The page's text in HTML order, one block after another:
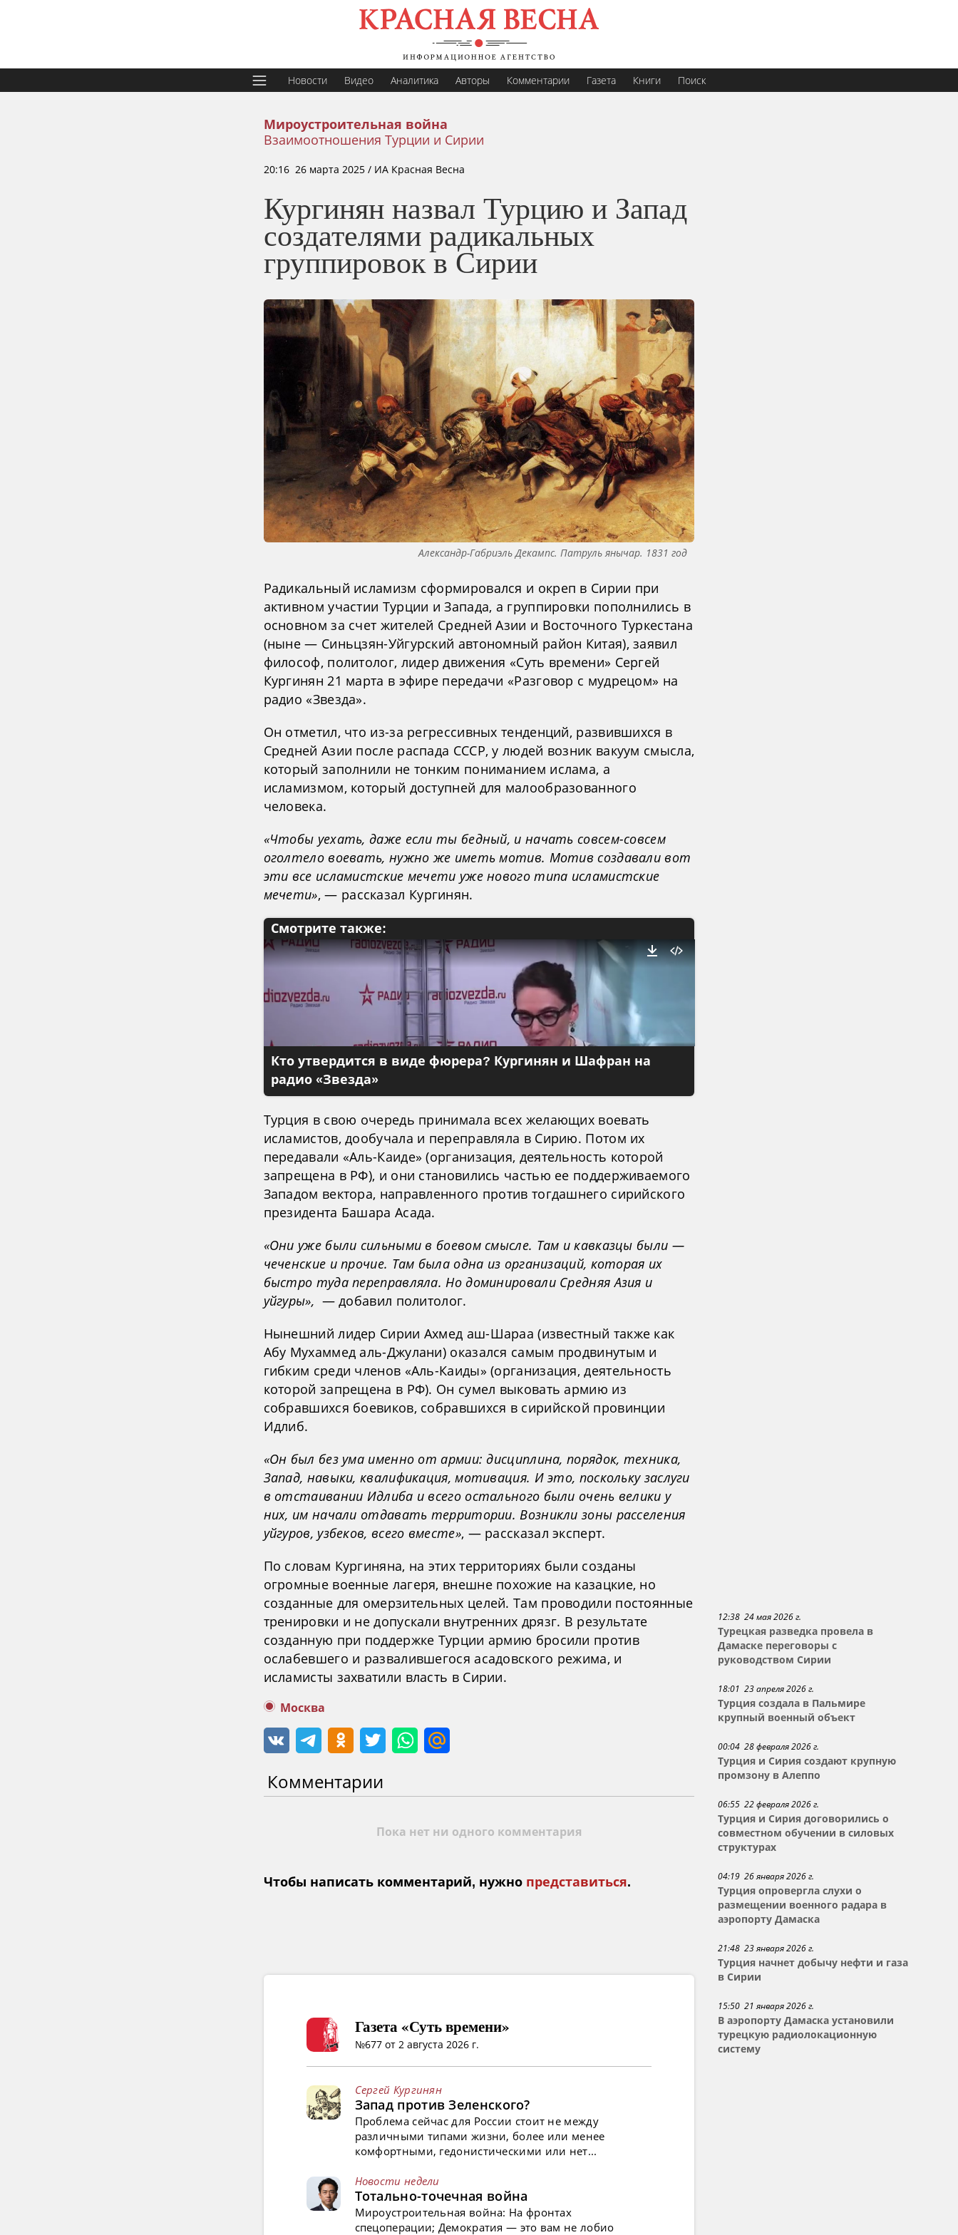
Новости Видео Аналитика Авторы Комментарии Газета Книги Поиск
Мироустроительная война
Взаимоотношения Турции и Сирии
20:16 26 марта 2025 / ИА Красная Весна
Кургинян назвал Турцию и Запад
создателями радикальных
группировок в Сирии
Александр-Габриэль Декампс. Патруль янычар. 1831 год
Радикальный исламизм сформировался и окреп в Сирии при
активном участии Турции и Запада, а группировки пополнились в
основном за счет жителей Средней Азии и Восточного Туркестана
(ныне — Синьцзян-Уйгурский автономный район Китая), заявил
философ, политолог, лидер движения «Суть времени» Сергей
Кургинян 21 марта в эфире передачи «Разговор с мудрецом» на
радио «Звезда».
Он отметил, что из-за регрессивных тенденций, развившихся в
Средней Азии после распада СССР, у людей возник вакуум смысла,
который заполнили не тонким пониманием ислама, а
исламизмом, который доступней для малообразованного
человека.
«Чтобы уехать, даже если ты бедный, и начать совсем-совсем
оголтело воевать, нужно же иметь мотив. Мотив создавали вот
эти все исламистские мечети уже нового типа исламистские
мечети», — рассказал Кургинян.
Смотрите также:
Кто утвердится в виде фюрера? Кургинян и Шафран на
радио «Звезда»
Турция в свою очередь принимала всех желающих воевать
исламистов, дообучала и переправляла в Сирию. Потом их
передавали «Аль-Каиде» (организация, деятельность которой
запрещена в РФ), и они становились частью ее поддерживаемого
Западом вектора, направленного против тогдашнего сирийского
президента Башара Асада.
«Они уже были сильными в боевом смысле. Там и кавказцы были —
чеченские и прочие. Там была одна из организаций, которая их
быстро туда переправляла. Но доминировали Средняя Азия и
уйгуры», — добавил политолог.
Нынешний лидер Сирии Ахмед аш-Шараа (известный также как
Абу Мухаммед аль-Джулани) оказался самым продвинутым и
гибким среди членов «Аль-Каиды» (организация, деятельность
которой запрещена в РФ). Он сумел выковать армию из
собравшихся боевиков, собравшихся в сирийской провинции
Идлиб.
«Он был без ума именно от армии: дисциплина, порядок, техника,
Запад, навыки, квалификация, мотивация. И это, поскольку заслуги
в отстаивании Идлиба и всего остального были очень велики у
них, им начали отдавать территории. Возникли зоны расселения
уйгуров, узбеков, всего вместе», — рассказал эксперт.
По словам Кургиняна, на этих территориях были созданы
огромные военные лагеря, внешне похожие на казацкие, но
созданные для омерзительных целей. Там проводили постоянные
тренировки и не допускали внутренних дрязг. В результате
созданную при поддержке Турции армию бросили против
ослабевшего и развалившегося асадовского режима, и
исламисты захватили власть в Сирии.
Москва
Комментарии
Пока нет ни одного комментария
Чтобы написать комментарий, нужно представиться.
12:38 24 мая 2026 г.
Турецкая разведка провела в
Дамаске переговоры с
руководством Сирии
18:01 23 апреля 2026 г.
Турция создала в Пальмире
крупный военный объект
00:04 28 февраля 2026 г.
Турция и Сирия создают крупную
промзону в Алеппо
06:55 22 февраля 2026 г.
Турция и Сирия договорились о
совместном обучении в силовых
структурах
04:19 26 января 2026 г.
Турция опровергла слухи о
размещении военного радара в
аэропорту Дамаска
21:48 23 января 2026 г.
Турция начнет добычу нефти и газа
в Сирии
15:50 21 января 2026 г.
В аэропорту Дамаска установили
турецкую радиолокационную
систему
Газета «Суть времени»
№677 от 2 августа 2026 г.
Сергей Кургинян
Запад против Зеленского?
Проблема сейчас для России стоит не между
различными типами жизни, более или менее
комфортными, гедонистическими или нет...
Новости недели
Тотально-точечная война
Мироустроительная война: На фронтах
спецоперации; Демократия — это вам не лобио